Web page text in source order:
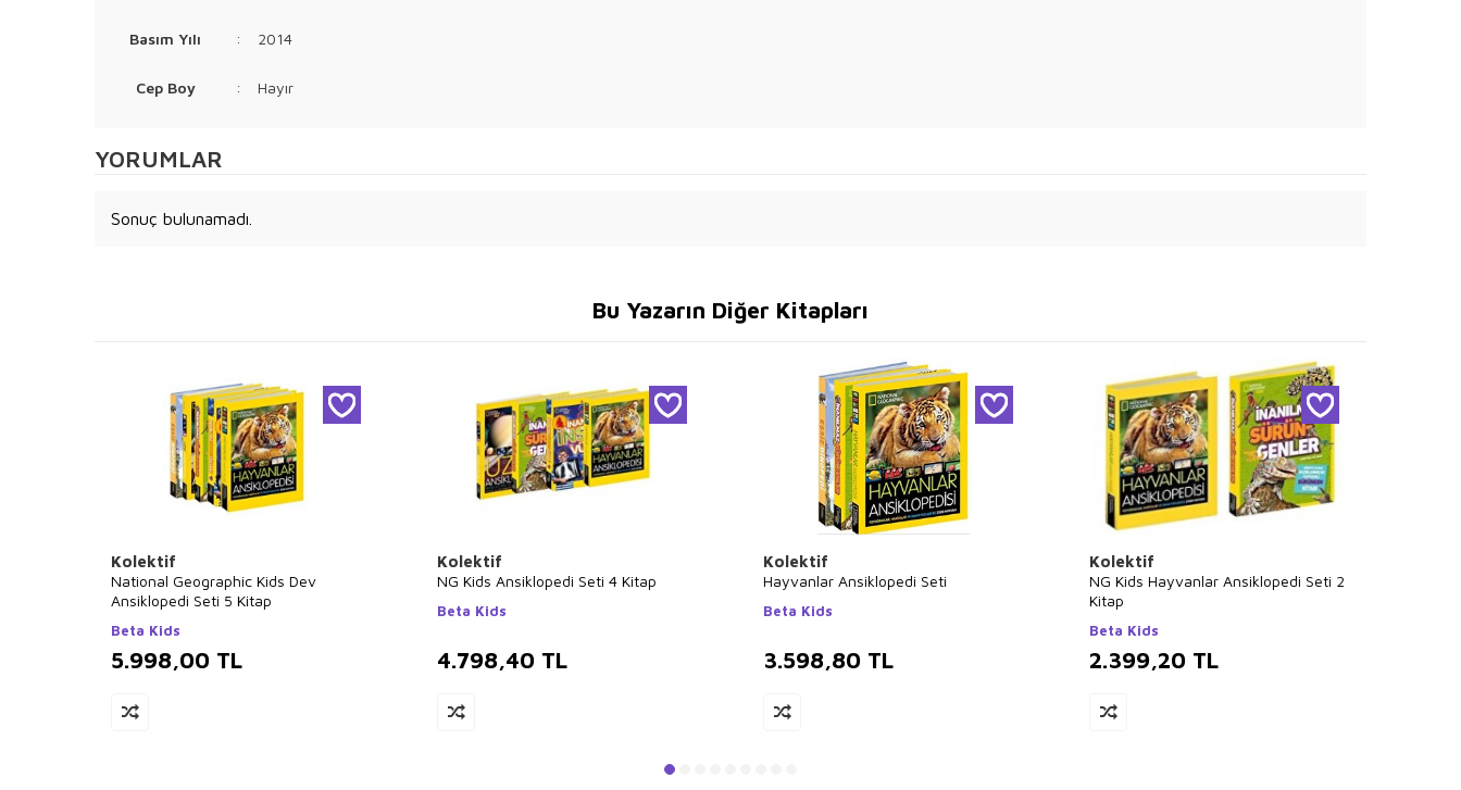
Basım Yılı : 2014
Cep Boy : Hayır
YORUMLAR
Sonuç bulunamadı.
Bu Yazarın Diğer Kitapları
Kolektif
National Geographic Kids Dev
Ansiklopedi Seti 5 Kitap
Beta Kids
5.998,00 TL
Kolektif
NG Kids Ansiklopedi Seti 4 Kitap
Beta Kids
4.798,40 TL
Kolektif
Hayvanlar Ansiklopedi Seti
Beta Kids
3.598,80 TL
Kolektif
NG Kids Hayvanlar Ansiklopedi Seti 2
Kitap
Beta Kids
2.399,20 TL